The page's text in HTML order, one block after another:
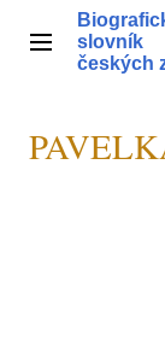
obsahHlavní menu
slovník
českých